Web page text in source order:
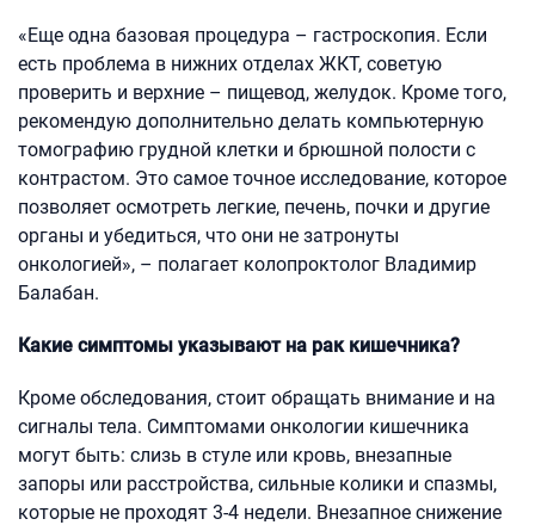
«Еще одна базовая процедура – гастроскопия. Если
есть проблема в нижних отделах ЖКТ, советую
проверить и верхние – пищевод, желудок. Кроме того,
рекомендую дополнительно делать компьютерную
томографию грудной клетки и брюшной полости с
контрастом. Это самое точное исследование, которое
позволяет осмотреть легкие, печень, почки и другие
органы и убедиться, что они не затронуты
онкологией», – полагает колопроктолог Владимир
Балабан.
Какие симптомы указывают на рак кишечника?
Кроме обследования, стоит обращать внимание и на
сигналы тела. Симптомами онкологии кишечника
могут быть: слизь в стуле или кровь, внезапные
запоры или расстройства, сильные колики и спазмы,
которые не проходят 3-4 недели. Внезапное снижение